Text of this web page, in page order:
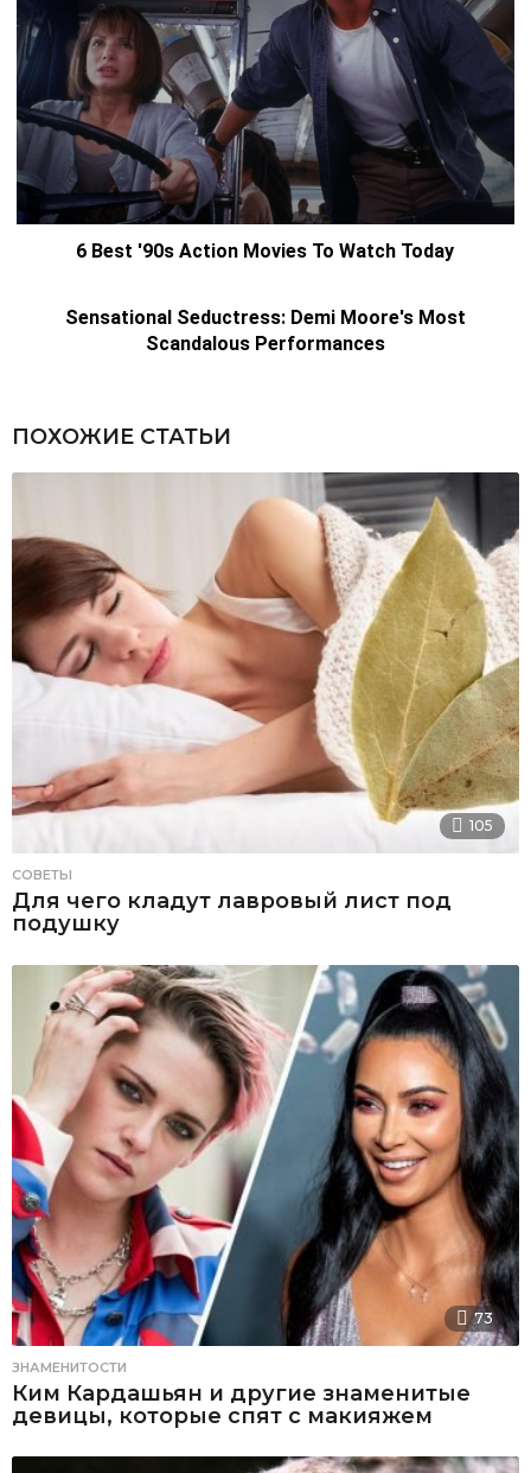
ПОХОЖИЕ СТАТЬИ
105
СОВЕТЫ
Для чего кладут лавровый лист под
подушку
73
ЗНАМЕНИТОСТИ
Ким Кардашьян и другие знаменитые
девицы, которые спят с макияжем